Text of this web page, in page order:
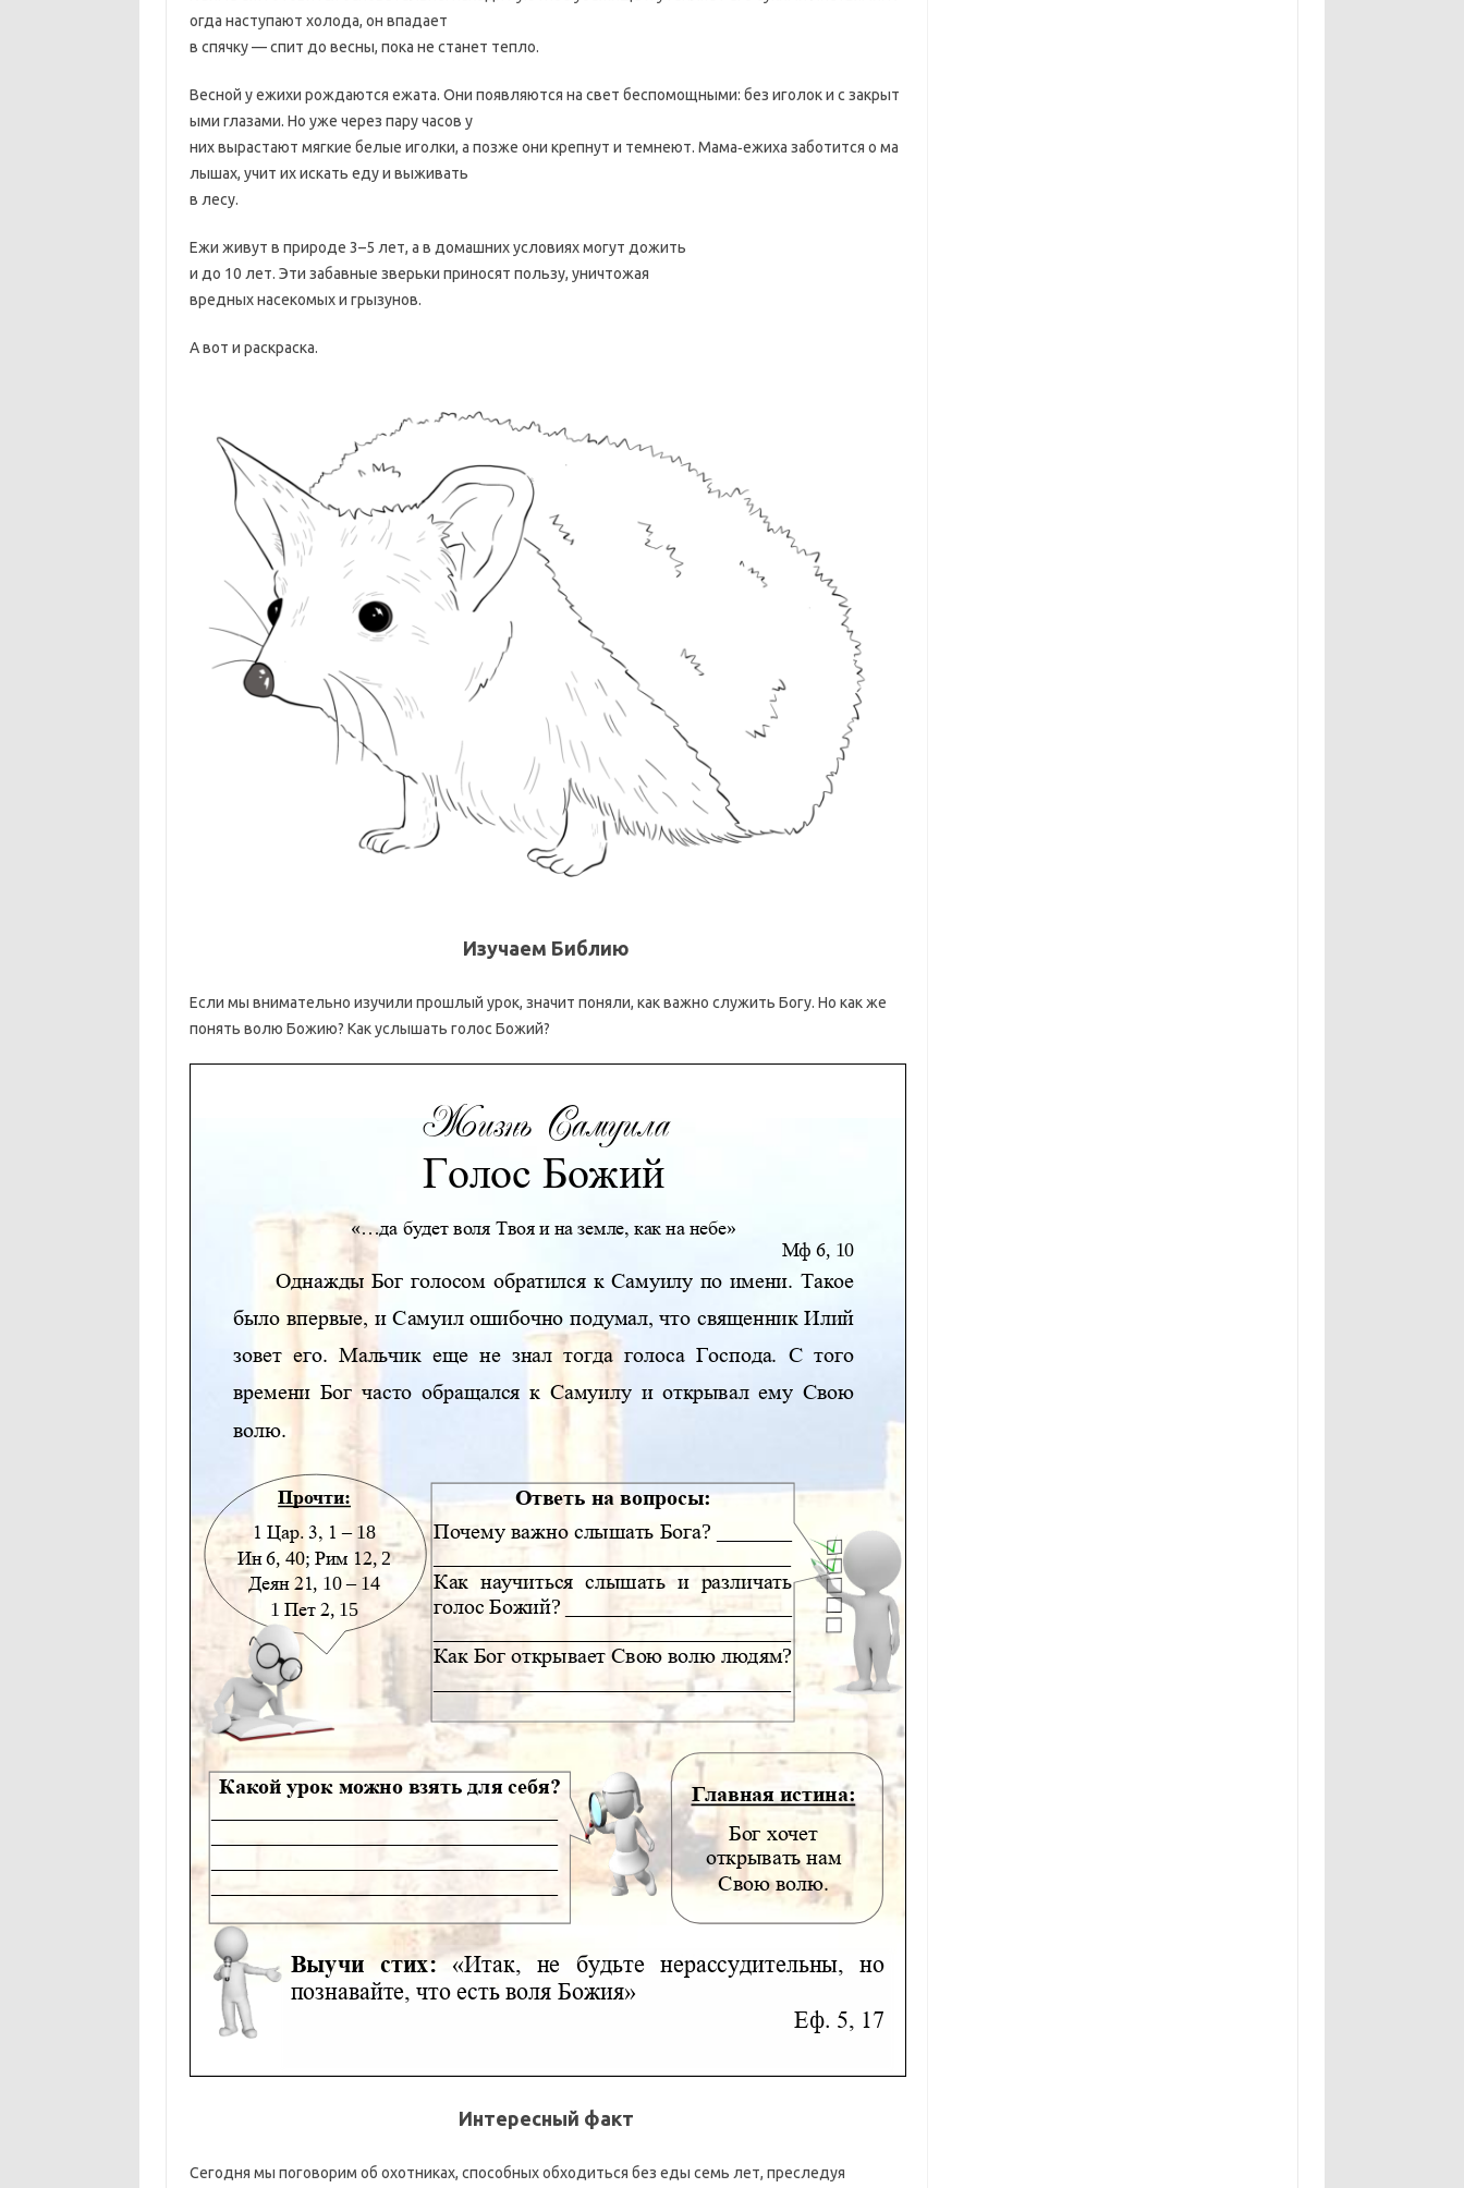
огда наступают холода, он впадает
в спячку — спит до весны, пока не станет тепло.
Весной у ежихи рождаются ежата. Они появляются на свет беспомощными: без иголок и с закрыт
ыми глазами. Но уже через пару часов у
них вырастают мягкие белые иголки, а позже они крепнут и темнеют. Мама‑ежиха заботится о ма
лышах, учит их искать еду и выживать
в лесу.
Ежи живут в природе 3–5 лет, а в домашних условиях могут дожить
и до 10 лет. Эти забавные зверьки приносят пользу, уничтожая
вредных насекомых и грызунов.
А вот и раскраска.
Изучаем Библию
Если мы внимательно изучили прошлый урок, значит поняли, как важно служить Богу. Но как же
понять волю Божию? Как услышать голос Божий?
Интересный факт
Сегодня мы поговорим об охотниках, способных обходиться без еды семь лет, преследуя